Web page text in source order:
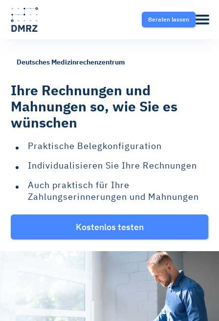
Beraten lassen
Krankentransport- und
Taxisoftware
Krankentransport-App
Fahrtvermittlung
Pflegesoftware
Vorfinanzierung
Krankentransport
Heilmittel
Hilfsmittel
Selektivverträge
Rehasport & Funktionstraining
FAQ
Ratgeber
Deutsches Medizinrechenzentrum
Ihre Rechnungen und
Mahnungen so, wie Sie es
wünschen
Praktische Belegkonfiguration
Individualisieren Sie Ihre Rechnungen
Auch praktisch für Ihre
Zahlungserinnerungen und Mahnungen
Kostenlos testen